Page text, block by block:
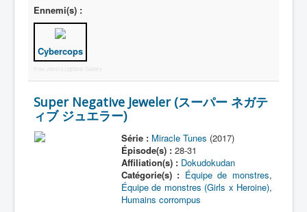
Ennemi(s) :
Cybercops
Super Negative Jeweler (スーパー ネガテ
ィブ ジュエラー)
Série : Miracle Tunes (2017)
Épisode(s) :28-31
Affiliation(s) : Dokudokudan
Catégorie(s) : Équipe de monstres,
Équipe de monstres (Girls x Heroine),
Humains corrompus